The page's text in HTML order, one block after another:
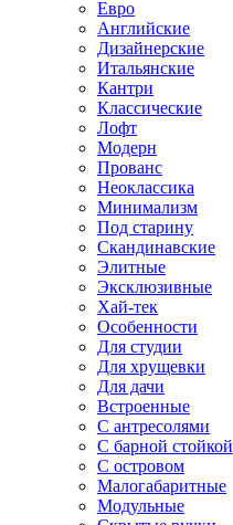
Евро
Английские
Дизайнерские
Итальянские
Кантри
Классические
Лофт
Модерн
Прованс
Неоклассика
Минимализм
Под старину
Скандинавские
Элитные
Эксклюзивные
Хай-тек
Особенности
Для студии
Для хрущевки
Для дачи
Встроенные
С антресолями
С барной стойкой
С островом
Малогабаритные
Модульные